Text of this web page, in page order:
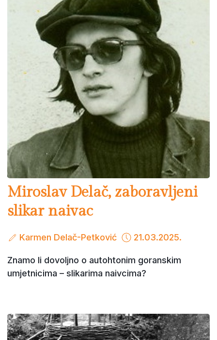
Miroslav Delač, zaboravljeni
slikar naivac
Karmen Delač-Petković 21.03.2025.
Znamo li dovoljno o autohtonim goranskim
umjetnicima – slikarima naivcima?